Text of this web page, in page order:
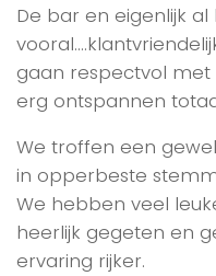
De bar en eigenlijk
gaan respectvol
erg ontspannen
We troffen een
in opperbeste
We hebben veel
heerlijk gegeten en
ervaring rijker.